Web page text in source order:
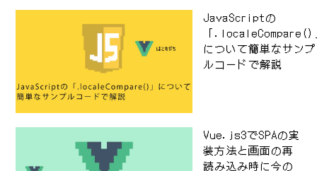
JavaScriptの
「.localeCompare()
について簡単なサンプ
ルコードで解説
Vue.js3でSPAの実
装方法と画面の再
読み込み時に今の